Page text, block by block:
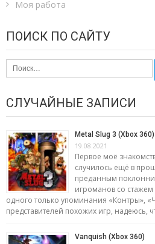
Моя работа
ПОИСК ПО САЙТУ
Найти:
СЛУЧАЙНЫЕ ЗАПИСИ
Metal Slug 3 (Xbox
19.08.2021
Первое моё
случилось ещё в
преданным
игроманов со стажем
одного только упоминания «Контры»,
представителей похожих игр, надеюсь,
Vanquish (Xbox 360)